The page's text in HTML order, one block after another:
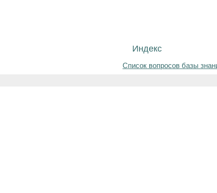
Индекс
Список вопросов базы